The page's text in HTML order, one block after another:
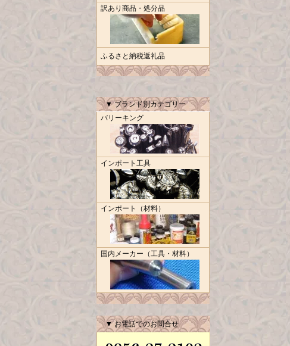
訳あり商品・処分品
ふるさと納税返礼品
▼ ブランド別カテゴリー
バリーキング
インポート工具
インポート（材料）
国内メーカー（工具・材料）
▼ お電話でのお問合せ